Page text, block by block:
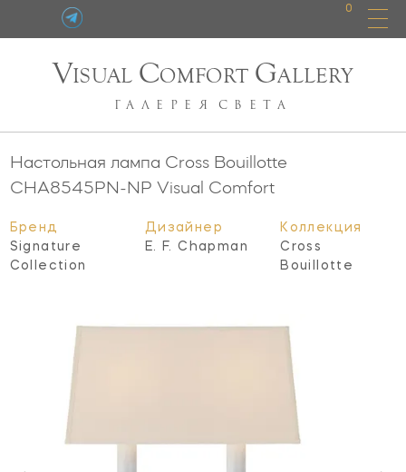
0
VISUAL COMFORT GALLERY
ГАЛЕРЕЯ СВЕТА
Настольная лампа Cross Bouillotte
CHA8545PN-NP Visual Comfort
Бренд
Signature
Collection
Дизайнер
E. F. Chapman
Коллекция
Cross
Bouillotte